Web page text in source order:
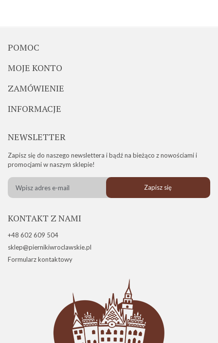
POMOC
MOJE KONTO
ZAMÓWIENIE
INFORMACJE
NEWSLETTER
Zapisz się do naszego newslettera i bądź na bieżąco z nowościami i
promocjami w naszym sklepie!
Zapisz się
KONTAKT Z NAMI
+48 602 609 504
sklep@piernikiwroclawskie.pl
Formularz kontaktowy